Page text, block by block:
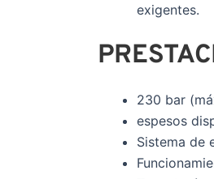
exigentes.
230 bar
espesos
Sistema de